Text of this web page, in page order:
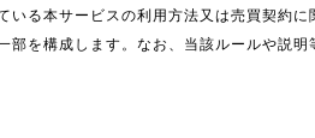
る本サービスの利用方法又は売買契約に
部を構成します。なお、当該ルールや説